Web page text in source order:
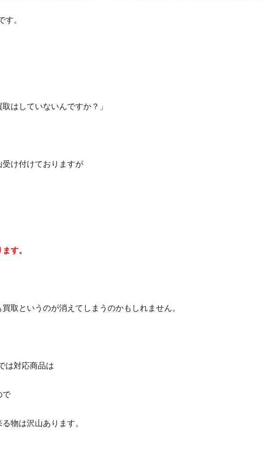
す。
はしていないんですか？」
け付けておりますが
す。
取というのが消えてしまうのかもしれません。
は対応商品は
で
物は沢山あります。